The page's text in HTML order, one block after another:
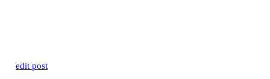
edit post